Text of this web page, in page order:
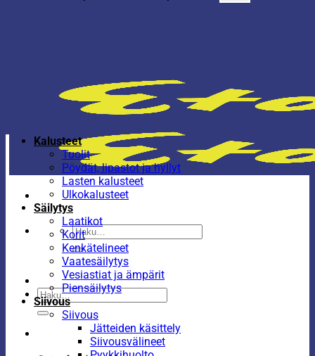
Etsi:
Etsi:
Kalusteet
Tuolit
Pöydät, lipastot ja hyllyt
Lasten kalusteet
Ulkokalusteet
Säilytys
Laatikot
Korit
Kenkätelineet
Vaatesäilytys
Vesiastiat ja ämpärit
Piensäilytys
Siivous
Siivous
Jätteiden käsittely
Siivousvälineet